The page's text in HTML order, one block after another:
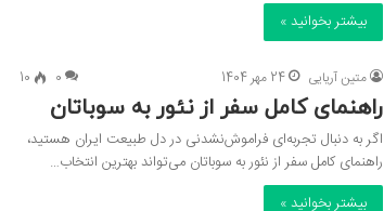
بیشتر بخوانید »
متین آریایی 24 مهر 1404 0
10
راهنمای کامل سفر از نئور به سوباتان
اگر به دنبال تجربه‌ای فراموش‌نشدنی در دل طبیعت ایران هستید،
راهنمای کامل سفر از نئور به سوباتان می‌تواند بهترین انتخاب…
بیشتر بخوانید »